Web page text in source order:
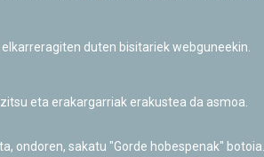
duten bisitariek webguneekin.
eta erakargarriak erakustea da asmoa.
ondoren, sakatu "Gorde hobespenak" botoia.